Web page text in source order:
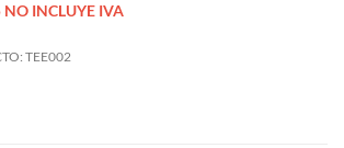
NO INCLUYE IVA
TEE002